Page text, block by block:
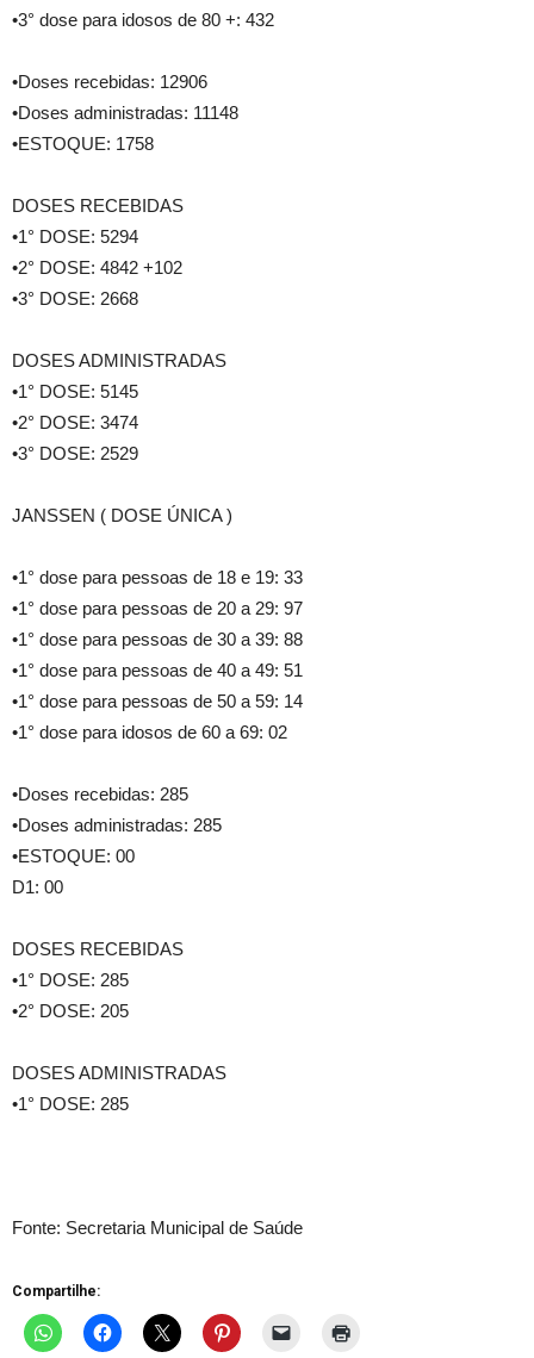
•3° dose para idosos de 80 +: 432
•Doses recebidas: 12906
•Doses administradas: 11148
•ESTOQUE: 1758
DOSES RECEBIDAS
•1° DOSE: 5294
•2° DOSE: 4842 +102
•3° DOSE: 2668
DOSES ADMINISTRADAS
•1° DOSE: 5145
•2° DOSE: 3474
•3° DOSE: 2529
JANSSEN ( DOSE ÚNICA )
•1° dose para pessoas de 18 e 19: 33
•1° dose para pessoas de 20 a 29: 97
•1° dose para pessoas de 30 a 39: 88
•1° dose para pessoas de 40 a 49: 51
•1° dose para pessoas de 50 a 59: 14
•1° dose para idosos de 60 a 69: 02
•Doses recebidas: 285
•Doses administradas: 285
•ESTOQUE: 00
D1: 00
DOSES RECEBIDAS
•1° DOSE: 285
•2° DOSE: 205
DOSES ADMINISTRADAS
•1° DOSE: 285
Fonte: Secretaria Municipal de Saúde
Compartilhe: